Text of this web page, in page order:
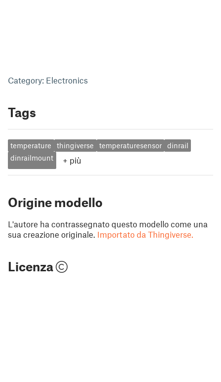
Category: Electronics
Tags
temperature thingiverse temperaturesensor
dinrail
dinrailmount
+ più
Origine modello
L'autore ha contrassegnato questo modello come una
sua creazione originale. Importato da Thingiverse.
Licenza